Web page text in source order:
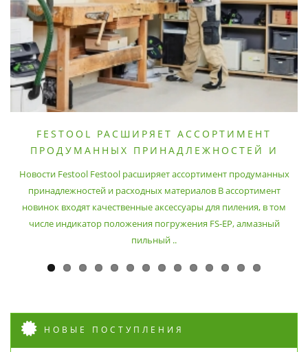
FESTOOL РАСШИРЯЕТ АССОРТИМЕНТ
ПРОДУМАННЫХ ПРИНАДЛЕЖНОСТЕЙ И
Новости Festool Festool расширяет ассортимент продуманных
принадлежностей и расходных материалов В ассортимент
новинок входят качественные аксессуары для пиления, в том
числе индикатор положения погружения FS-EP, алмазный
пильный ..
НОВЫЕ ПОСТУПЛЕНИЯ